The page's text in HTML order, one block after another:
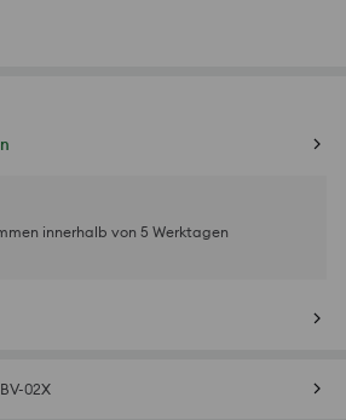
innerhalb von 5 Werktagen
02X